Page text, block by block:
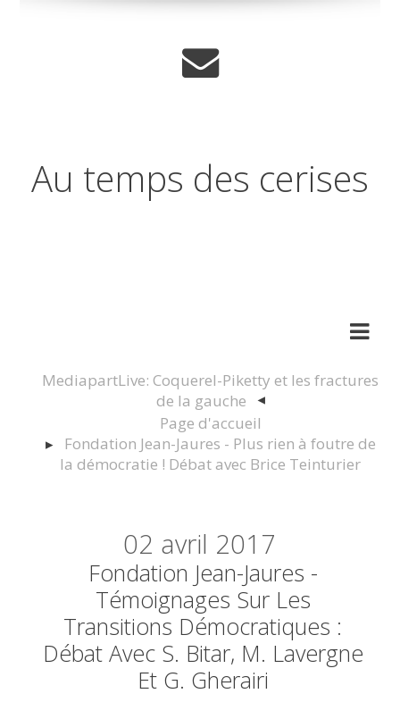
Au temps des cerises
MediapartLive: Coquerel-Piketty et les fractures
de la gauche
Page d'accueil
Fondation Jean-Jaures - Plus rien à foutre de
la démocratie ! Débat avec Brice Teinturier
02 avril 2017
Fondation Jean-Jaures -
Témoignages Sur Les
Transitions Démocratiques :
Débat Avec S. Bitar, M. Lavergne
Et G. Gherairi